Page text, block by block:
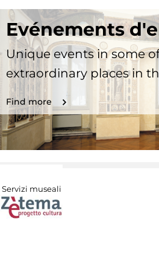
Evénements
Unique events in some
extraordinary places in
Find more
Servizi museali